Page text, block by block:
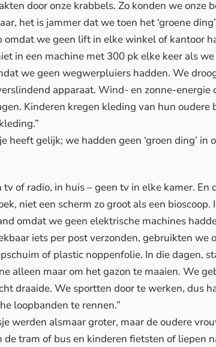
door onze krabbels. Zo konden we onze
het is jammer dat we toen het ‘groene
omdat we geen lift in elke winkel of kantoor
in een machine met 300 pk elke keer als we
we geen wegwerpluiers hadden. We
apparaat. Wind- en zonne-
Kinderen kregen kleding van hun oudere
heeft gelijk; we hadden geen ‘groen ding’ in
tv of radio, in huis – geen tv in elke kamer. En
niet een scherm zo groot als een
omdat we geen elektrische machines
iets per post verzonden, gebruikten we
of plastic noppenfolie. In die dagen,
alleen maar om het gazon te maaien. We
draaide. We sportten door te werken, dus
loopbanden te rennen.”
werden alsmaar groter, maar de oudere
de tram of bus en kinderen fietsten of liepen